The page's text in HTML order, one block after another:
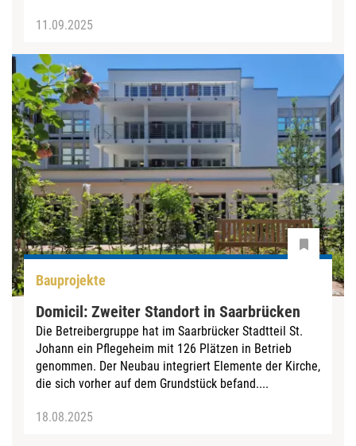
11.09.2025
Bauprojekte
Domicil: Zweiter Standort in Saarbrücken
Die Betreibergruppe hat im Saarbrücker Stadtteil St.
Johann ein Pflegeheim mit 126 Plätzen in Betrieb
genommen. Der Neubau integriert Elemente der Kirche,
die sich vorher auf dem Grundstück befand....
18.08.2025